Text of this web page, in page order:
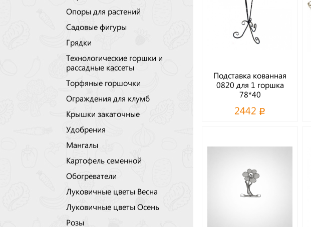
Опоры для растений
Садовые фигуры
Грядки
Технологические горшки и
рассадные кассеты
Торфяные горшочки
Ограждения для клумб
Крышки закаточные
Удобрения
Мангалы
Картофель семенной
Обогреватели
Луковичные цветы Весна
Луковичные цветы Осень
Розы
Подставка кованная
0820 для 1 горшка
78*40
2442